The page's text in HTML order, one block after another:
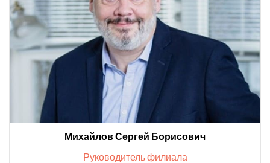
Михайлов Сергей Борисович
Руководитель филиала